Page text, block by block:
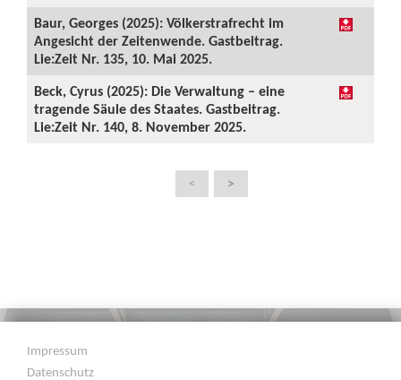
Baur, Georges (2025): Völkerstrafrecht im
Angesicht der Zeitenwende. Gastbeitrag.
Lie:Zeit Nr. 135, 10. Mai 2025.
Beck, Cyrus (2025): Die Verwaltung – eine
tragende Säule des Staates. Gastbeitrag.
Lie:Zeit Nr. 140, 8. November 2025.
< >
Impressum
Datenschutz